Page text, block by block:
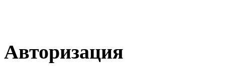
Авторизация